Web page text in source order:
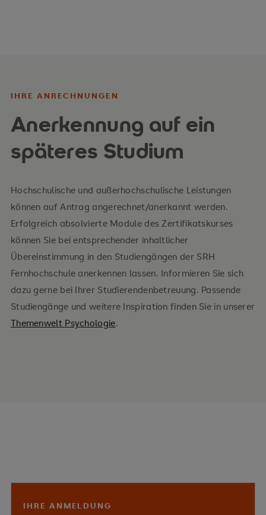
IHRE ANRECHNUNGEN
Anerkennung auf ein
späteres Studium
Hochschulische und außerhochschulische Leistungen
können auf Antrag angerechnet/anerkannt werden.
Erfolgreich absolvierte Module des Zertifikatskurses
können Sie bei entsprechender inhaltlicher
Übereinstimmung in den Studiengängen der SRH
Fernhochschule anerkennen lassen. Informieren Sie sich
dazu gerne bei Ihrer Studierendenbetreuung. Passende
Studiengänge und weitere Inspiration finden Sie in unserer
Themenwelt Psychologie.
IHRE ANMELDUNG